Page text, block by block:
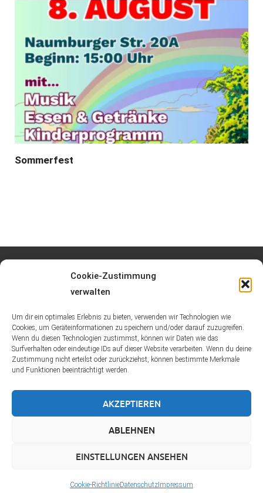
Cookie-Zustimmung
verwalten
Um dir ein optimales Erlebnis zu bieten, verwenden wir Technologien wie
Cookies, um Geräteinformationen zu speichern und/oder darauf zuzugreifen.
Wenn du diesen Technologien zustimmst, können wir Daten wie das
Surfverhalten oder eindeutige IDs auf dieser Website verarbeiten. Wenn du deine
Zustimmung nicht erteilst oder zurückziehst, können bestimmte Merkmale
und Funktionen beeinträchtigt werden.
AKZEPTIEREN
ABLEHNEN
EINSTELLUNGEN ANSEHEN
Cookie-RichtlinieDatenschutz Impressum
Sommerfest
34117 Kassel
E-Mail: info@die-linke-kassel-stadt.de